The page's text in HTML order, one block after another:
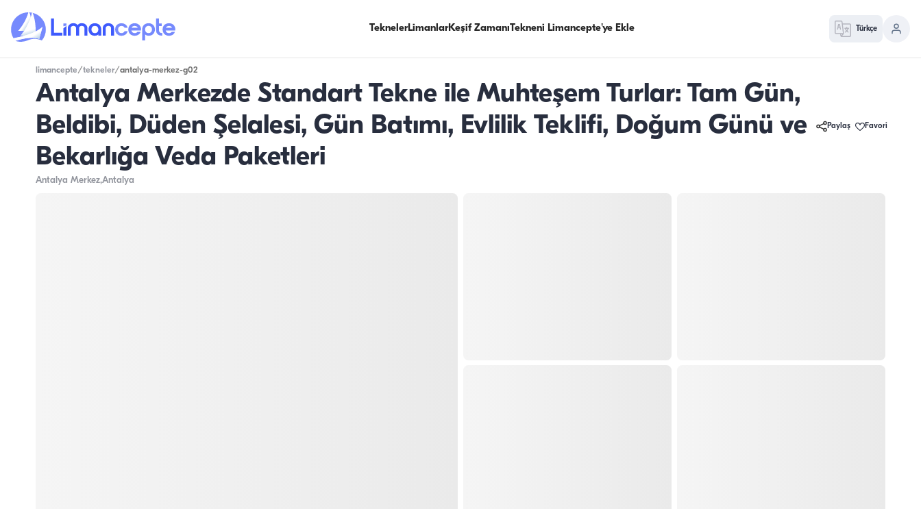
TeknelerLimanlarKeşif ZamanıTekneni Limancepte'ye Ekle Türkçe
limancepte/tekneler/antalya-merkez-g02
Antalya Merkezde Standart Tekne ile Muhteşem Turlar: Tam Gün,
Beldibi, Düden Şelalesi, Gün Batımı, Evlilik Teklifi, Doğum Günü ve
Bekarlığa Veda Paketleri
Paylaş Favori
Antalya Merkez,Antalya